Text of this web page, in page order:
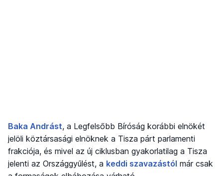
Baka Andrást, a Legfelsőbb Bíróság korábbi elnökét
jelöli köztársasági elnöknek a Tisza párt parlamenti
frakciója, és mivel az új ciklusban gyakorlatilag a Tisza
jelenti az Országgyűlést, a keddi szavazástól már csak